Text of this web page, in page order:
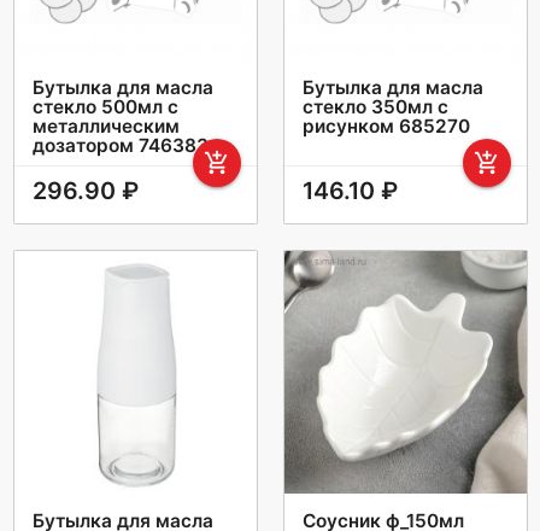
Бутылка для масла
стекло 500мл с
металлическим
дозатором 746383
add_shopping_cart
296.90 ₽
Бутылка для масла
стекло 350мл с
рисунком 685270
add_shopping_cart
146.10 ₽
Бутылка для масла
Соусник ф_150мл